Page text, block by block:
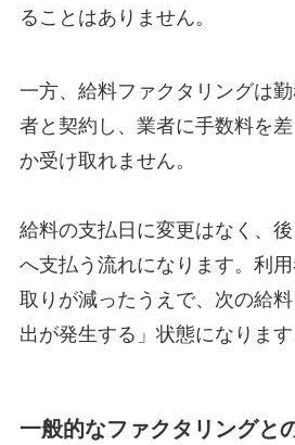
ることはありません。
一方、給料ファクタリングは
者と契約し、業者に手数料を
か受け取れません。
給料の支払日に変更はなく、
へ支払う流れになります。利
取りが減ったうえで、次の給
出が発生する」状態になります
一般的なファクタリングと